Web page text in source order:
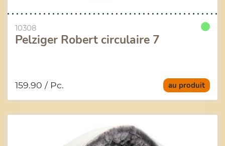
10308
Pelziger Robert circulaire 7
au produit
159.90 / Pc.